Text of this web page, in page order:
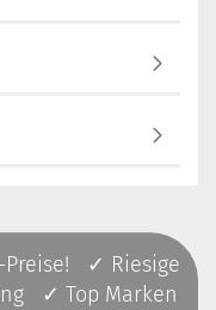
✓ Riesige
✓ Top Marken